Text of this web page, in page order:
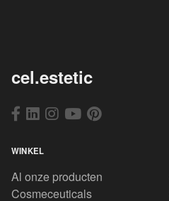
cel.estetic
WINKEL
Al onze producten
Cosmeceuticals